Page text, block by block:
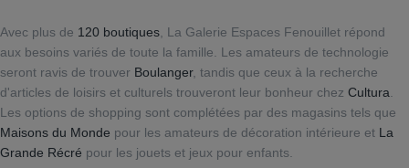
Avec plus de 120 boutiques , La Galerie Espaces Fenouillet répond
aux besoins variés de toute la famille. Les amateurs de technologie
seront ravis de trouver Boulanger, tandis que ceux à la recherche
d'articles de loisirs et culturels trouveront leur bonheur chez Cultura
Les options de shopping sont complétées par des magasins tels que
Maisons du Monde pour les amateurs de décoration intérieure et La
Grande Récré pour les jouets et jeux pour enfants.